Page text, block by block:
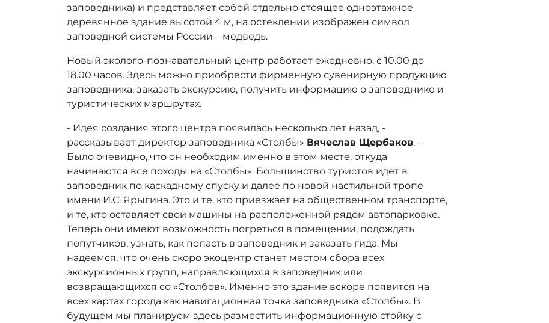
заповедника) и представляет собой отдельно стоящее одноэтажное
деревянное здание высотой 4 м, на остеклении изображен символ
заповедной системы России – медведь.
Новый эколого-познавательный центр работает ежедневно, с 10.00 до
18.00 часов. Здесь можно приобрести фирменную сувенирную продукцию
заповедника, заказать экскурсию, получить информацию о заповеднике и
туристических маршрутах.
- Идея создания этого центра появилась несколько лет назад, -
рассказывает директор заповедника «Столбы» Вячеслав Щербаков. –
Было очевидно, что он необходим именно в этом месте, откуда
начинаются все походы на «Столбы». Большинство туристов идет в
заповедник по каскадному спуску и далее по новой настильной тропе
имени И.С. Ярыгина. Это и те, кто приезжает на общественном транспорте,
и те, кто оставляет свои машины на расположенной рядом автопарковке.
Теперь они имеют возможность погреться в помещении, подождать
попутчиков, узнать, как попасть в заповедник и заказать гида. Мы
надеемся, что очень скоро экоцентр станет местом сбора всех
экскурсионных групп, направляющихся в заповедник или
возвращающихся со «Столбов». Именно это здание вскоре появится на
всех картах города как навигационная точка заповедника «Столбы». В
будущем мы планируем здесь разместить информационную стойку с